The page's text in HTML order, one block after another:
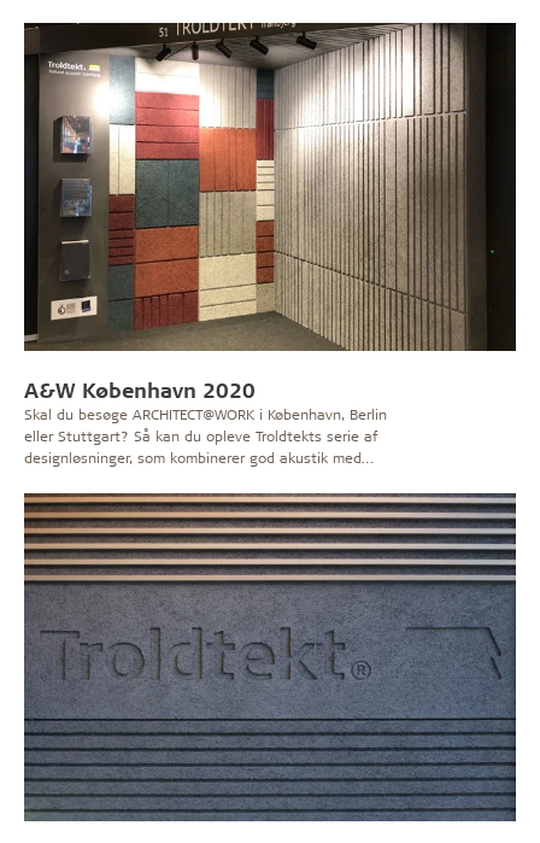
A&W København 2020
Skal du besøge ARCHITECT@WORK i København, Berlin
eller Stuttgart? Så kan du opleve Troldtekts serie af
designløsninger, som kombinerer god akustik med